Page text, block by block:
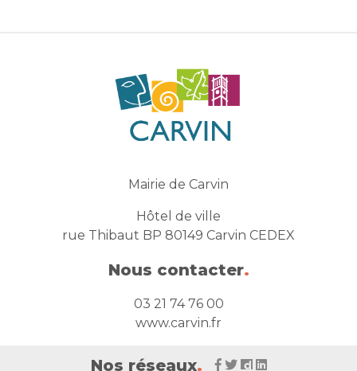
Mairie de Carvin
Hôtel de ville
rue Thibaut BP 80149 Carvin CEDEX
Nous contacter.
03 21 74 76 00
www.carvin.fr
Nos réseaux.